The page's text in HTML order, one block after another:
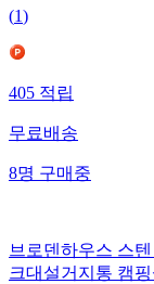
(1)
405 적립
무료배송
8명 구매중
브로덴하우스 스
크대설거지통 캠